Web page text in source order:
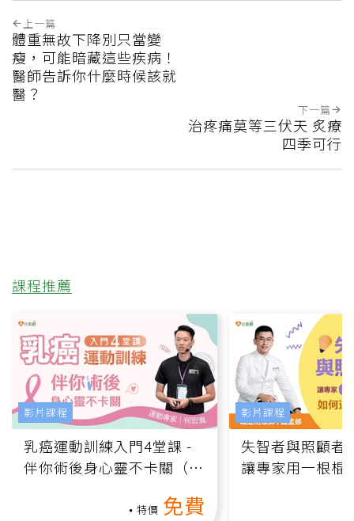
上一篇
體重無故下降別只當變
瘦，可能暗藏這些疾病！
醫師告訴你什麼時候該就
醫？
下一篇
治疼痛莫等三伏天 炙療
四季可行
課程推薦
乳癌運動訓練入門4堂課 -
伴你術後身心靈不卡關（線
特價 免費
影片課程
失智者與照顧者
讓專家用一根棍
影片課程